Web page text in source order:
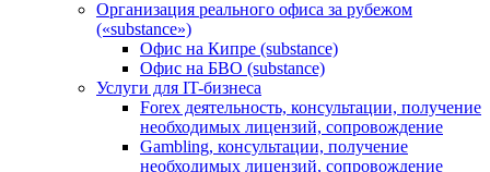
Организация реального офиса за рубежом
(«substance»)
Офис на Кипре (substance)
Офис на БВО (substance)
Услуги для IT-бизнеса
Forex деятельность, консультации, получение
необходимых лицензий, сопровождение
Gambling, консультации, получение
необходимых лицензий, сопровождение